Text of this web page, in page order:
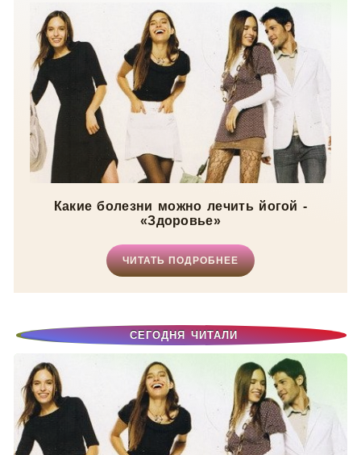
Какие болезни можно лечить йогой -
«Здоровье»
ЧИТАТЬ ПОДРОБНЕЕ
СЕГОДНЯ ЧИТАЛИ